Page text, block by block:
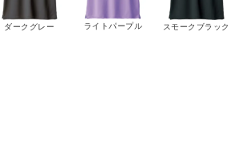
ダークグレー ライトパープル スモークブラック